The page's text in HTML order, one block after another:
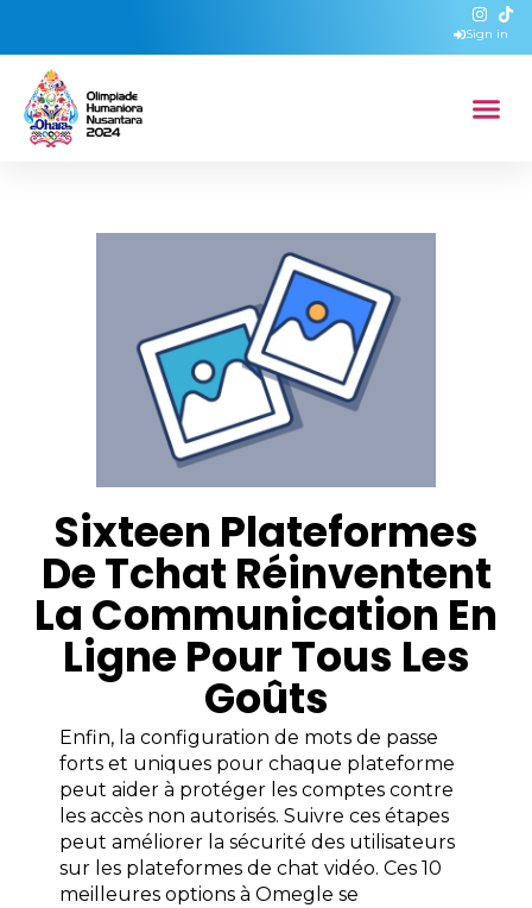
Sign in
Sixteen Plateformes
De Tchat Réinventent
La Communication En
Ligne Pour Tous Les
Goûts
Enfin, la configuration de mots de passe
forts et uniques pour chaque plateforme
peut aider à protéger les comptes contre
les accès non autorisés. Suivre ces étapes
peut améliorer la sécurité des utilisateurs
sur les plateformes de chat vidéo. Ces 10
meilleures options à Omegle se